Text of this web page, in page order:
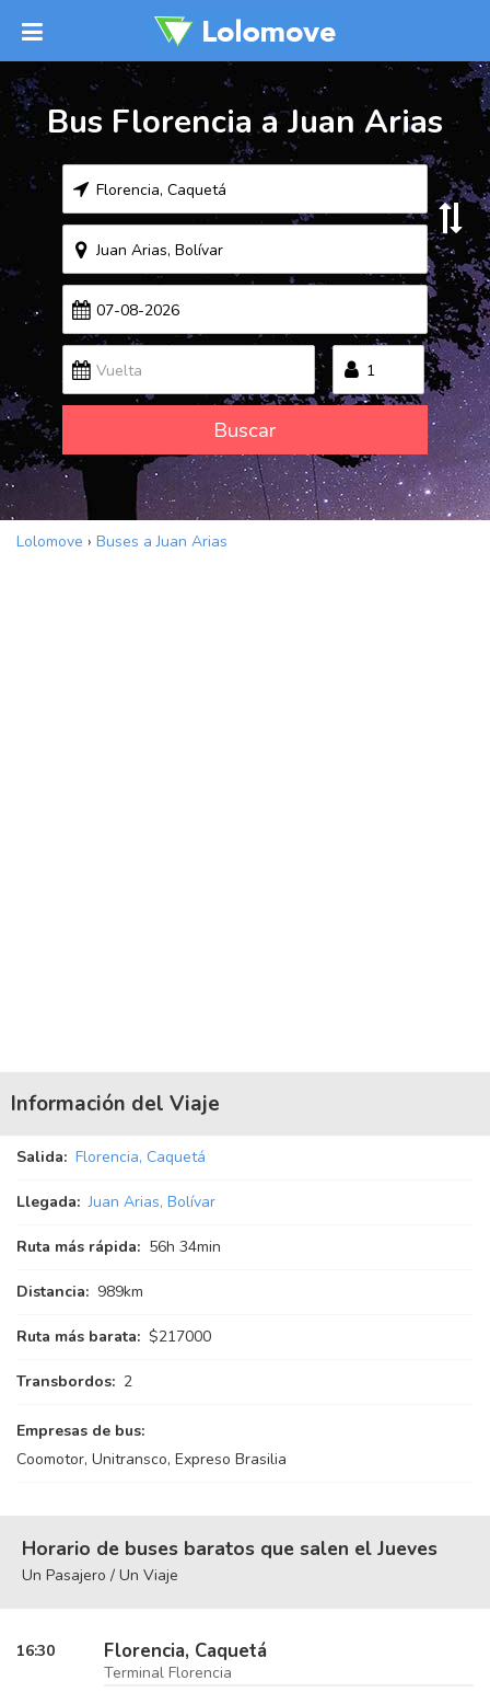
Bus Florencia a Juan Arias
Buscar
Lolomove › Buses a Juan Arias
Información del Viaje
Salida: Florencia, Caquetá
Llegada: Juan Arias, Bolívar
Ruta más rápida: 56h 34min
Distancia: 989km
Ruta más barata: $217000
Transbordos: 2
Empresas de bus:
Coomotor, Unitransco, Expreso Brasilia
Horario de buses baratos que salen el Jueves
Un Pasajero / Un Viaje
16:30 Florencia, Caquetá
Terminal Florencia